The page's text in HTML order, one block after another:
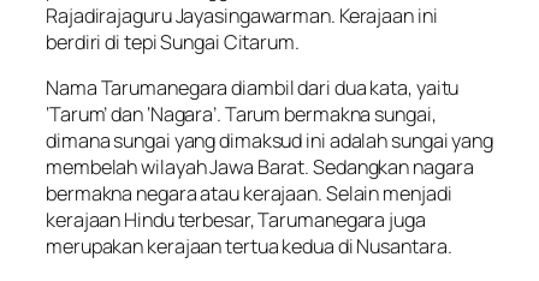
Rajadirajaguru Jayasingawarman. Kerajaan ini
berdiri di tepi Sungai Citarum.
Nama Tarumanegara diambil dari dua kata, yaitu
‘Tarum’ dan ‘Nagara’. Tarum bermakna sungai,
dimana sungai yang dimaksud ini adalah sungai yang
membelah wilayah Jawa Barat. Sedangkan nagara
bermakna negara atau kerajaan. Selain menjadi
kerajaan Hindu terbesar, Tarumanegara juga
merupakan kerajaan tertua kedua di Nusantara.